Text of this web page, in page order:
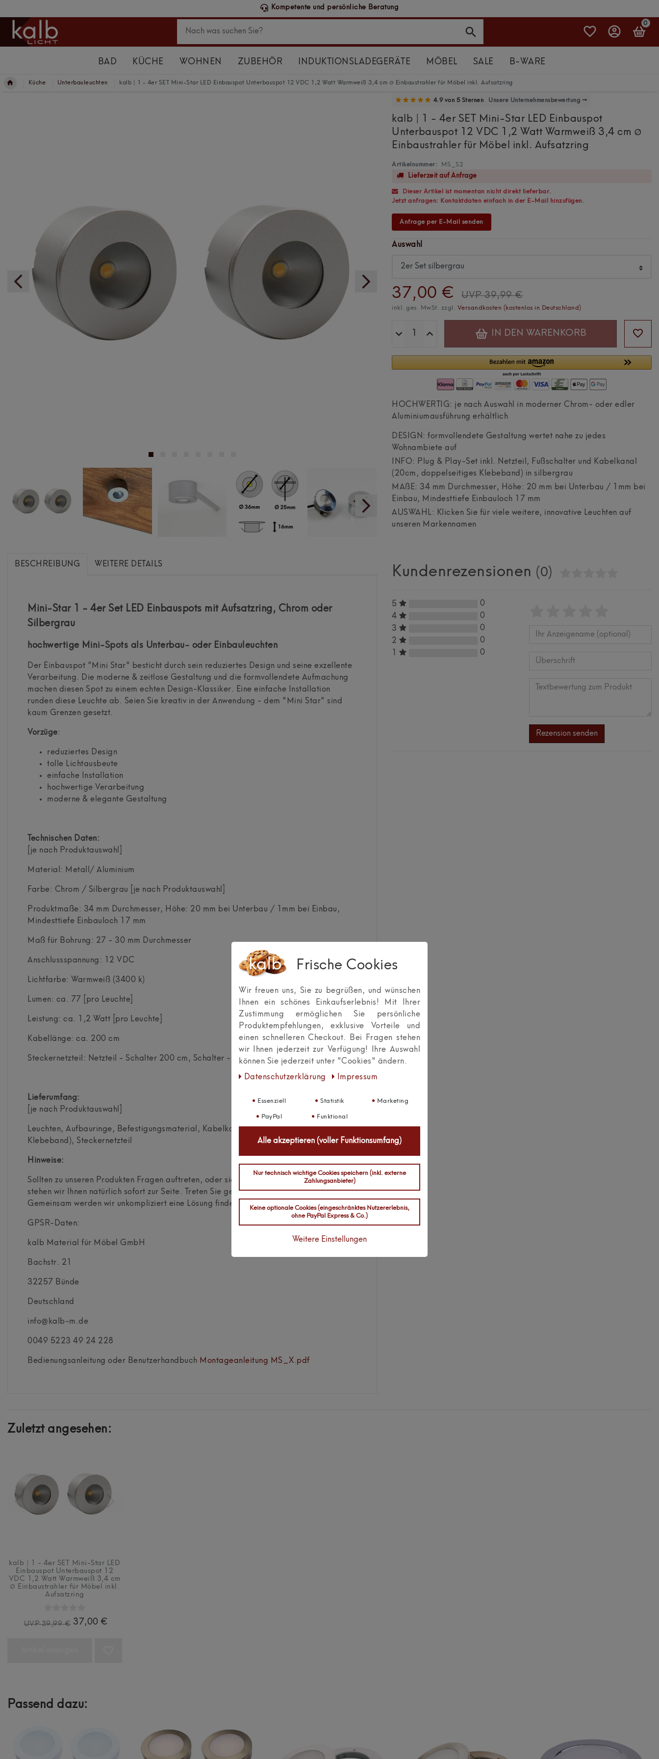
Schneller DHL-Versand, werktags bis 14 Uhr
0
BAD KÜCHE WOHNEN ZUBEHÖR INDUKTIONSLADEGERÄTE MÖBEL SALE B-WARE
Küche Unterbauleuchten kalb | 1 - 4er SET Mini-Star LED Einbauspot Unterbauspot 12 VDC 1,2 Watt Warmweiß 3,4 cm ∅ Einbaustrahler für Möbel inkl. Aufsatzring
4.9 von 5 Sternen Unsere Unternehmensbewertung →
kalb | 1 - 4er SET Mini-Star LED Einbauspot
Unterbauspot 12 VDC 1,2 Watt Warmweiß 3,4 cm ∅
Einbaustrahler für Möbel inkl. Aufsatzring
Artikelnummer:
MS_S2
Lieferzeit auf Anfrage
Dieser Artikel ist momentan nicht direkt lieferbar.
Jetzt anfragen: Kontaktdaten einfach in der E-Mail hinzufügen.
Anfrage per E-Mail senden
Auswahl
37,00 € UVP 39,99 €
inkl. ges. MwSt. zzgl. Versandkosten (kostenlos in Deutschland)
IN DEN WARENKORB
HOCHWERTIG: je nach Auswahl in moderner Chrom- oder edler
Aluminiumausführung erhältlich
DESIGN: formvollendete Gestaltung wertet nahe zu jedes
Wohnambiete auf
INFO: Plug & Play-Set inkl. Netzteil, Fußschalter und Kabelkanal
(20cm, doppelseitiges Klebeband) in silbergrau
MAßE: 34 mm Durchmesser, Höhe: 20 mm bei Unterbau / 1mm bei
Einbau, Mindesttiefe Einbauloch 17 mm
AUSWAHL: Klicken Sie für viele weitere, innovative Leuchten auf
unseren Markennamen
BESCHREIBUNG WEITERE DETAILS
Mini-Star 1 - 4er Set LED Einbauspots mit Aufsatzring, Chrom oder
Silbergrau
hochwertige Mini-Spots als Unterbau- oder Einbauleuchten
Der Einbauspot "Mini Star" besticht durch sein reduziertes Design und seine exzellente
Verarbeitung. Die moderne & zeitlose Gestaltung und die formvollendete Aufmachung
machen diesen Spot zu einem echten Design-Klassiker. Eine einfache Installation
runden diese Leuchte ab. Seien Sie kreativ in der Anwendung - dem "Mini Star" sind
kaum Grenzen gesetzt.
Vorzüge:
reduziertes Design
tolle Lichtausbeute
einfache Installation
hochwertige Verarbeitung
moderne & elegante Gestaltung
Technischen Daten:
[je nach Produktauswahl]
Material: Metall/ Aluminium
Farbe: Chrom / Silbergrau [je nach Produktauswahl]
Produktmaße: 34 mm Durchmesser, Höhe: 20 mm bei Unterbau / 1mm bei Einbau,
Mindesttiefe Einbauloch 17 mm
Maß für Bohrung: 27 - 30 mm Durchmesser
Anschlussspannung: 12 VDC
Lichtfarbe: Warmweiß (3400 k)
Lumen: ca. 77 [pro Leuchte]
Leistung: ca. 1,2 Watt [pro Leuchte]
Kabellänge: ca. 200 cm
Steckernetzteil: Netzteil - Schalter 200 cm, Schalter - Anschlußadapter ca. 300 cm
Lieferumfang:
[je nach Produktauswahl]
Leuchten, Aufbauringe, Befestigungsmaterial, Kabelkanal (20cm, doppelseitiges
Klebeband), Steckernetzteil
Hinweise:
Sollten zu unseren Produkten Fragen auftreten, oder sich Probleme bemerkbar machen,
stehen wir Ihnen natürlich sofort zur Seite. Treten Sie gerne mit uns in Kontakt.
Gemeinsam werden wir unkompliziert eine Lösung finden!
GPSR-Daten:
kalb Material für Möbel GmbH
Bachstr. 21
32257 Bünde
Deutschland
info@kalb-m.de
0049 5223 49 24 228
Bedienungsanleitung oder Benutzerhandbuch Montageanleitung MS_X.pdf
Kundenrezensionen (0)
5
0
4
0
3
0
2
0
0
von
von
von
von
von
Anzeigename
zum
Produkt
Rezension senden
Zuletzt angesehen:
kalb | 1 - 4er SET Mini-Star LED
Einbauspot Unterbauspot 12
VDC 1,2 Watt Warmweiß 3,4 cm
∅ Einbaustrahler für Möbel inkl.
Aufsatzring
UVP 39,99 € 37,00 €
Passend dazu:
Frische Cookies
Wir freuen uns, Sie zu begrüßen, und wünschen
Ihnen ein schönes Einkaufserlebnis! Mit Ihrer
Zustimmung ermöglichen Sie persönliche
Produktempfehlungen, exklusive Vorteile und
einen schnelleren Checkout. Bei Fragen stehen
wir Ihnen jederzeit zur Verfügung! Ihre Auswahl
können Sie jederzeit unter "Cookies" ändern.
Daten­schutz­erklärung
Impressum
Essenziell Statistik Marketing
PayPal Funktional
Alle akzeptieren (voller Funktionsumfang)
Nur technisch wichtige Cookies speichern (inkl. externe
Zahlungsanbieter)
Keine optionale Cookies (eingeschränktes Nutzererlebnis,
ohne PayPal Express & Co.)
Weitere Einstellungen